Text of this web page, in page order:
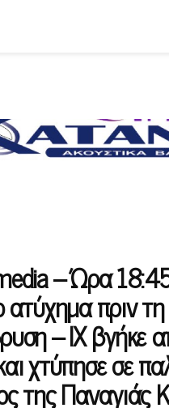
– Ώρα
ατύχημα πριν τη
– ΙΧ βγήκε
χτύπησε σε
της Παναγιάς